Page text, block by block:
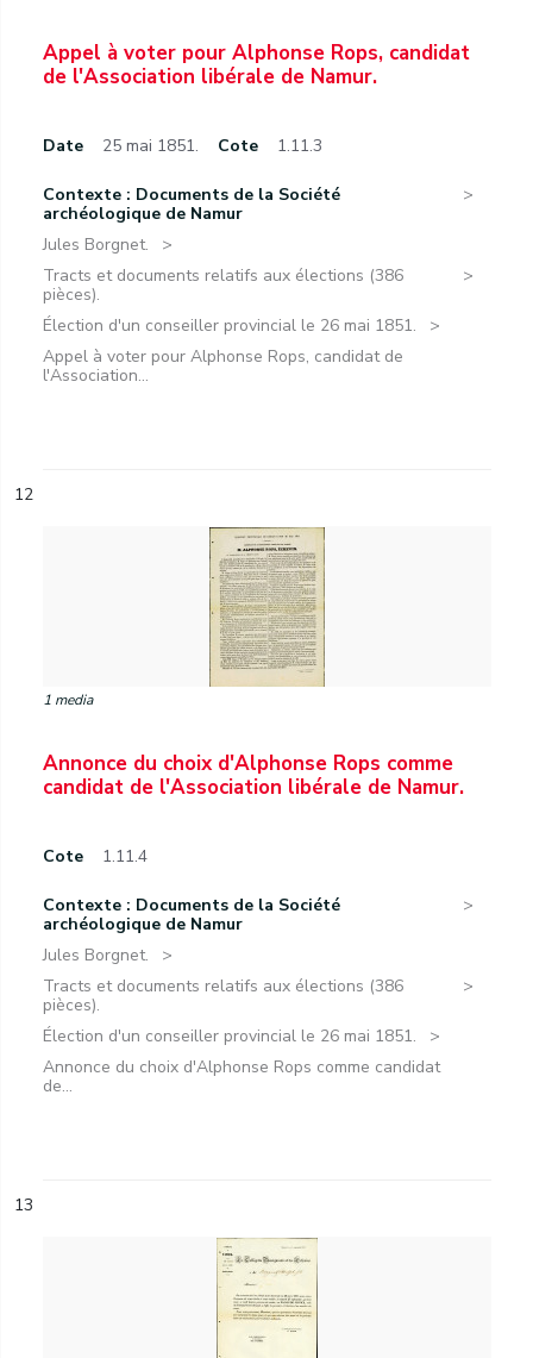
Appel à voter pour Alphonse Rops, candidat
de l'Association libérale de Namur.
Date 25 mai 1851. Cote 1.11.3
Contexte : Documents de la Société
archéologique de Namur
Jules Borgnet.
Tracts et documents relatifs aux élections (386
pièces).
Élection d'un conseiller provincial le 26 mai 1851.
Appel à voter pour Alphonse Rops, candidat de
l'Association...
12
1 media
Annonce du choix d'Alphonse Rops comme
candidat de l'Association libérale de Namur.
Cote 1.11.4
Contexte : Documents de la Société
archéologique de Namur
Jules Borgnet.
Tracts et documents relatifs aux élections (386
pièces).
Élection d'un conseiller provincial le 26 mai 1851.
Annonce du choix d'Alphonse Rops comme candidat
de...
13